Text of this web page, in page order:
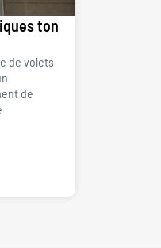
ton
de volets
de